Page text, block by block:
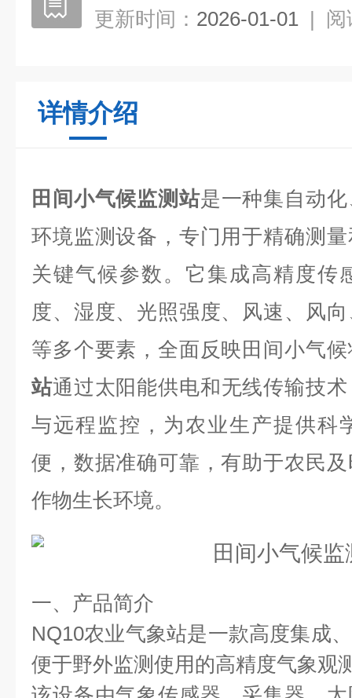
更新时间： 2026-01-01 | 阅
详情介绍
田间小气候监测站是一种集自动
环境监测设备，专门用于精确测
关键气候参数。它集成高精度传
度、湿度、光照强度、风速、风
等多个要素，全面反映田间小气
站通过太阳能供电和无线传输技
与远程监控，为农业生产提供科
便，数据准确可靠，有助于农民
作物生长环境。
一、产品简介
NQ10农业气象站是一款高度集成
便于野外监测使用的高精度气象观